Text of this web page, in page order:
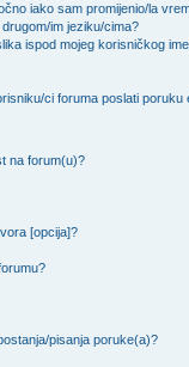
iako sam promijenio/la
im jeziku/cima?
ispod mojeg korisničkog
ci foruma poslati poruku
na forum(u)?
[opcija]?
pisanja poruke(a)?